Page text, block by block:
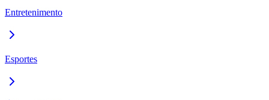
Entretenimento
Esportes